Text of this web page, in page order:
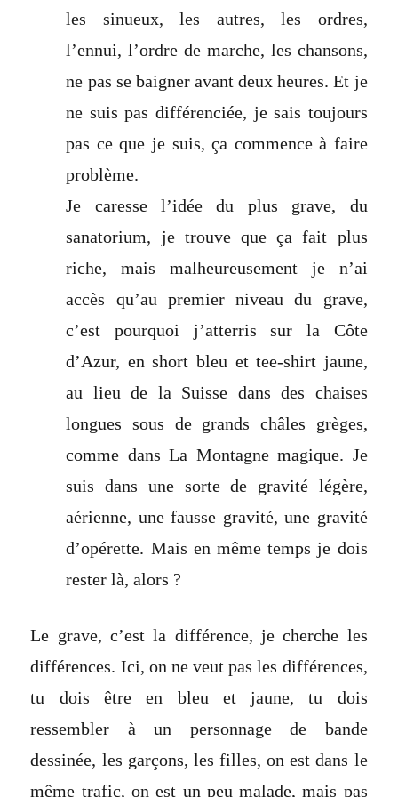
les sinueux, les autres, les ordres,
l’ennui, l’ordre de marche, les chansons,
ne pas se baigner avant deux heures. Et je
ne suis pas différenciée, je sais toujours
pas ce que je suis, ça commence à faire
problème.
Je caresse l’idée du plus grave, du
sanatorium, je trouve que ça fait plus
riche, mais malheureusement je n’ai
accès qu’au premier niveau du grave,
c’est pourquoi j’atterris sur la Côte
d’Azur, en short bleu et tee-shirt jaune,
au lieu de la Suisse dans des chaises
longues sous de grands châles grèges,
comme dans La Montagne magique. Je
suis dans une sorte de gravité légère,
aérienne, une fausse gravité, une gravité
d’opérette. Mais en même temps je dois
rester là, alors ?
Le grave, c’est la différence, je cherche les
différences. Ici, on ne veut pas les différences,
tu dois être en bleu et jaune, tu dois
ressembler à un personnage de bande
dessinée, les garçons, les filles, on est dans le
même trafic, on est un peu malade, mais pas